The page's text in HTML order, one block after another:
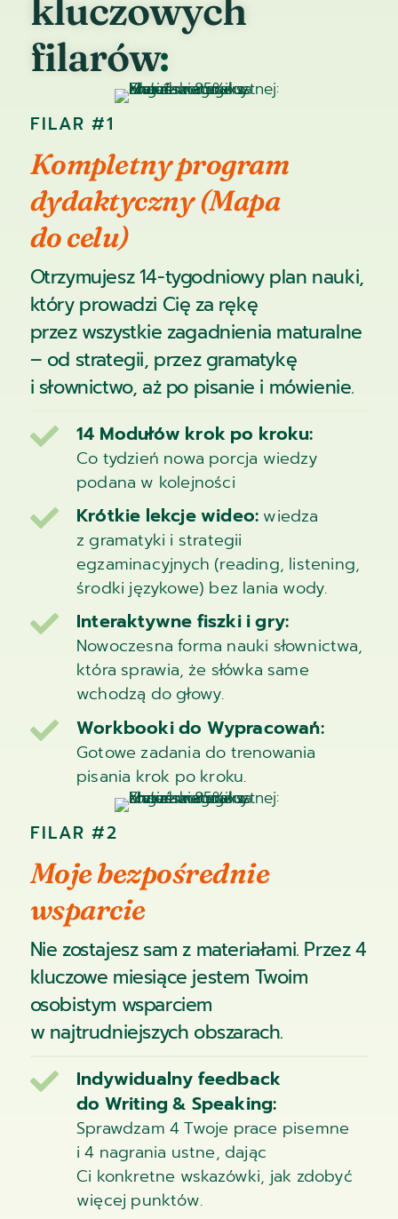
kluczowych
filarów:
FILAR #1
Kompletny program
dydaktyczny (Mapa
do celu)
Otrzymujesz 14-tygodniowy plan nauki,
który prowadzi Cię za rękę
przez wszystkie zagadnienia maturalne
– od strategii, przez gramatykę
i słownictwo, aż po pisanie i mówienie.

14 Modułów krok po kroku:
Co tydzień nowa porcja wiedzy
podana w kolejności
 Krótkie lekcje wideo: wiedza
z gramatyki i strategii
egzaminacyjnych (reading, listening,
środki językowe) bez lania wody.
 Interaktywne fiszki i gry:
Nowoczesna forma nauki słownictwa,
która sprawia, że słówka same
wchodzą do głowy.
 Workbooki do Wypracowań:
Gotowe zadania do trenowania
pisania krok po kroku.
FILAR #2
Moje bezpośrednie
wsparcie
Nie zostajesz sam z materiałami. Przez 4
kluczowe miesiące jestem Twoim
osobistym wsparciem
w najtrudniejszych obszarach.

Indywidualny feedback
do Writing & Speaking:
Sprawdzam 4 Twoje prace pisemne
i 4 nagrania ustne, dając
Ci konkretne wskazówki, jak zdobyć
więcej punktów.